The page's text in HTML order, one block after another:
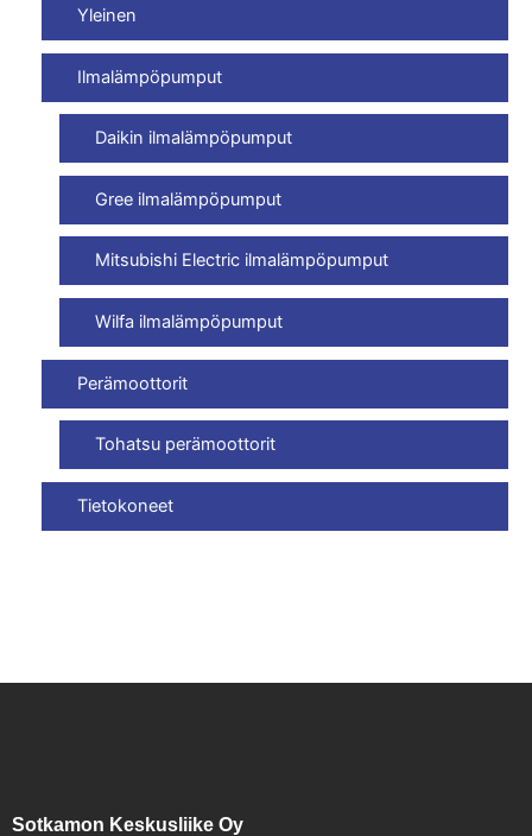
Yleinen
Ilmalämpöpumput
Daikin ilmalämpöpumput
Gree ilmalämpöpumput
Mitsubishi Electric ilmalämpöpumput
Wilfa ilmalämpöpumput
Perämoottorit
Tohatsu perämoottorit
Tietokoneet
Sotkamon Keskusliike Oy